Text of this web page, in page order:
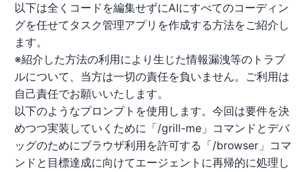
以下は全くコードを編集せずにAIにすべてのコーディン
グを任せてタスク管理アプリを作成する方法をご紹介し
ます。
※紹介した方法の利用により生じた情報漏洩等のトラブ
ルについて、当方は一切の責任を負いません。ご利用は
自己責任でお願いいたします。
以下のようなプロンプトを使用します。今回は要件を決
めつつ実装していくために「/grill-me」コマンドとデバ
ッグのためにブラウザ利用を許可する「/browser」コマ
ンドと目標達成に向けてエージェントに再帰的に処理し